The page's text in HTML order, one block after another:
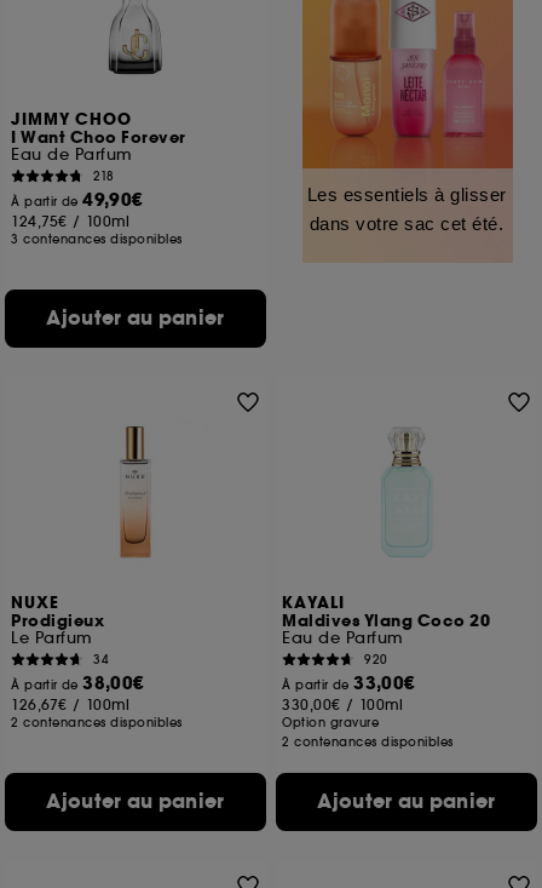
JIMMY CHOO
I Want Choo Forever
Eau de Parfum
218
À partir de49,90€
124,75€ / 100ml
3 contenances disponibles
Ajouter au panier
Les essentiels à glisser
dans votre sac cet été.
NUXE
Prodigieux
Le Parfum
34
À partir de38,00€
126,67€ / 100ml
2 contenances disponibles
Ajouter au panier
KAYALI
Maldives Ylang Coco 20
Eau de Parfum
920
À partir de33,00€
330,00€ / 100ml
Option gravure
2 contenances disponibles
Ajouter au panier